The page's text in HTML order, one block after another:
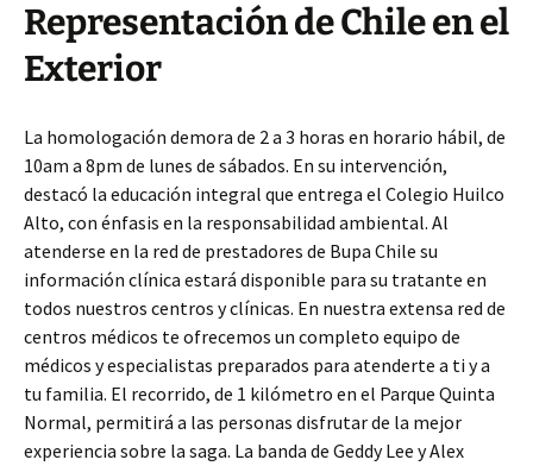
Representación de Chile en el
Exterior
La homologación demora de 2 a 3 horas en horario hábil, de
10am a 8pm de lunes de sábados. En su intervención,
destacó la educación integral que entrega el Colegio Huilco
Alto, con énfasis en la responsabilidad ambiental. Al
atenderse en la red de prestadores de Bupa Chile su
información clínica estará disponible para su tratante en
todos nuestros centros y clínicas. En nuestra extensa red de
centros médicos te ofrecemos un completo equipo de
médicos y especialistas preparados para atenderte a ti y a
tu familia. El recorrido, de 1 kilómetro en el Parque Quinta
Normal, permitirá a las personas disfrutar de la mejor
experiencia sobre la saga. La banda de Geddy Lee y Alex